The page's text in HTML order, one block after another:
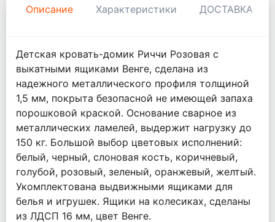
Описание Характеристики ДОСТАВКА И
Детская кровать-домик Риччи Розовая с
выкатными ящиками Венге, сделана из
надежного металлического профиля толщиной
1,5 мм, покрыта безопасной не имеющей запаха
порошковой краской. Основание сварное из
металлических ламелей, выдержит нагрузку до
150 кг. Большой выбор цветовых исполнений:
белый, черный, слоновая кость, коричневый,
голубой, розовый, зеленый, оранжевый, желтый.
Укомплектована выдвижными ящиками для
белья и игрушек. Ящики на колесиках, сделаны
из ЛДСП 16 мм, цвет Венге.